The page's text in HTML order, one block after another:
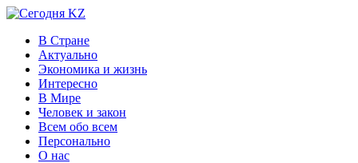
В Стране
Актуально
Экономика и жизнь
Интересно
В Мире
Человек и закон
Всем обо всем
Персонально
О нас